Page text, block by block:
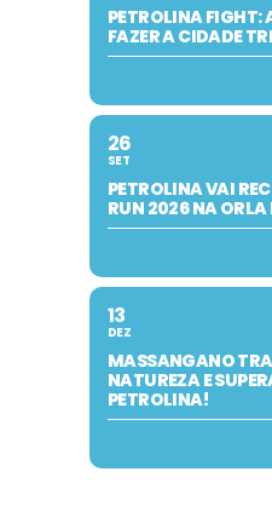
PETROLINA FIGHT:
FAZER A CIDADE
26
SET
PETROLINA VAI
RUN 2026 NA ORLA
13
DEZ
MASSANGANO
NATUREZA E
PETROLINA!